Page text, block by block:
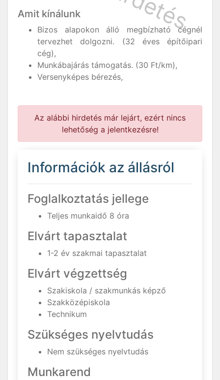
Amit kínálunk
Bizos alapokon álló megbízható cégnél
tervezhet dolgozni. (32 éves építőipari
cég),
Munkábajárás támogatás. (30 Ft/km),
Versenyképes bérezés,
Az alábbi hirdetés már lejárt, ezért nincs
lehetőség a jelentkezésre!
Információk az állásról
Foglalkoztatás jellege
Teljes munkaidő 8 óra
Elvárt tapasztalat
1-2 év szakmai tapasztalat
Elvárt végzettség
Szakiskola / szakmunkás képző
Szakközépiskola
Technikum
Szükséges nyelvtudás
Nem szükséges nyelvtudás
Munkarend